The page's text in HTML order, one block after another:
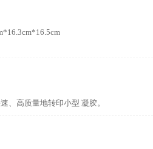
、高质量地转印小型 凝胶。